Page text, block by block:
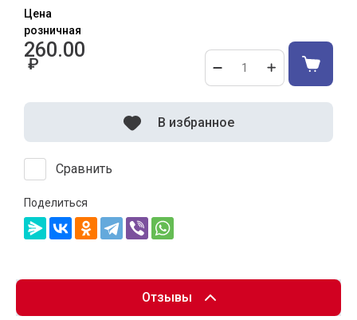
Цена
розничная
260.00
₽
Сравнить
В избранное
Поделиться
Отзывы